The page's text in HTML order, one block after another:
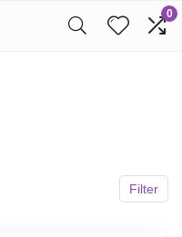
0
Filter